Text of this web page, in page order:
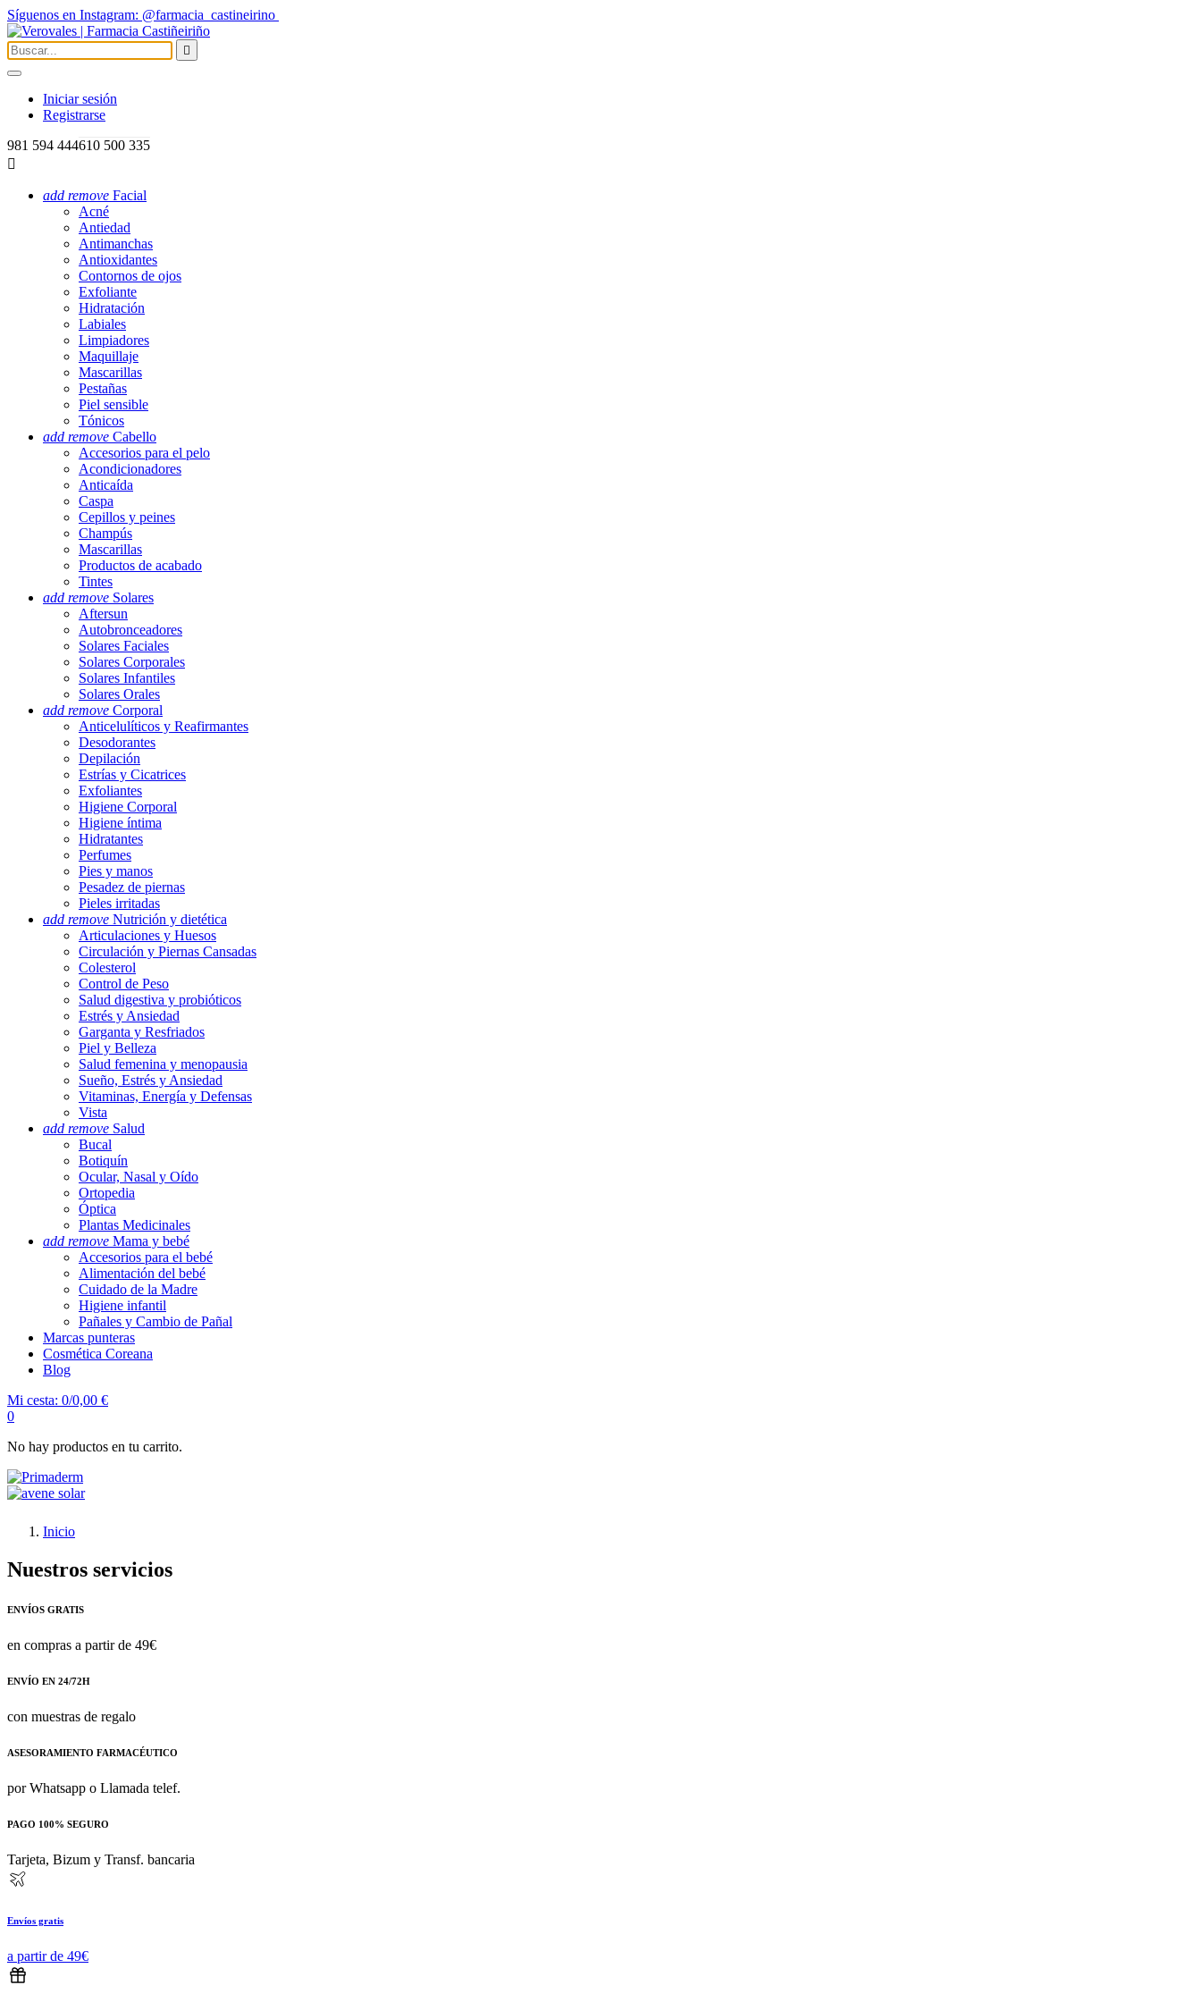
Síguenos en Instagram: @farmacia_castineirino

Iniciar sesión
Registrarse
981 594 444610 500 335

add remove Facial
Acné
Antiedad
Antimanchas
Antioxidantes
Contornos de ojos
Exfoliante
Hidratación
Labiales
Limpiadores
Maquillaje
Mascarillas
Pestañas
Piel sensible
Tónicos
add remove Cabello
Accesorios para el pelo
Acondicionadores
Anticaída
Caspa
Cepillos y peines
Champús
Mascarillas
Productos de acabado
Tintes
add remove Solares
Aftersun
Autobronceadores
Solares Faciales
Solares Corporales
Solares Infantiles
Solares Orales
add remove Corporal
Anticelulíticos y Reafirmantes
Desodorantes
Depilación
Estrías y Cicatrices
Exfoliantes
Higiene Corporal
Higiene íntima
Hidratantes
Perfumes
Pies y manos
Pesadez de piernas
Pieles irritadas
add remove Nutrición y dietética
Articulaciones y Huesos
Circulación y Piernas Cansadas
Colesterol
Control de Peso
Salud digestiva y probióticos
Estrés y Ansiedad
Garganta y Resfriados
Piel y Belleza
Salud femenina y menopausia
Sueño, Estrés y Ansiedad
Vitaminas, Energía y Defensas
Vista
add remove Salud
Bucal
Botiquín
Ocular, Nasal y Oído
Ortopedia
Óptica
Plantas Medicinales
add remove Mama y bebé
Accesorios para el bebé
Alimentación del bebé
Cuidado de la Madre
Higiene infantil
Pañales y Cambio de Pañal
Marcas punteras
Cosmética Coreana
Blog
Mi cesta: 0/0,00 €
0
No hay productos en tu carrito.
Inicio
Nuestros servicios
ENVÍOS GRATIS
en compras a partir de 49€
ENVÍO EN 24/72H
con muestras de regalo
ASESORAMIENTO FARMACÉUTICO
por Whatsapp o Llamada telef.
PAGO 100% SEGURO
Tarjeta, Bizum y Transf. bancaria
Envíos gratis
a partir de 49€